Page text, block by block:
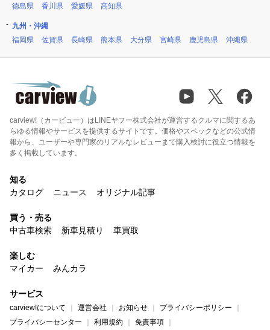
徳島県
香川県 愛媛県 高知県
九州・沖縄
福岡県
佐賀県 長崎県 熊本県 大分県 宮崎県 鹿児島県 沖縄県
carview!（カービュー）はLINEヤフー株式会社が運営するクルマに関するあ
らゆる情報やサービスを提供するサイトです。価格やスペックなどの公式情
報から、ユーザーや専門家のリアルなレビューまで購入検討に役立つ情報を
多く掲載しています。
知る
カタログ
ニュース オリジナル記事
買う・売る
中古車検索
新車見積り 車買取
楽しむ
マイカー
みんカラ
サービス
carview!について 運営会社 お知らせ
プライバシーポリシー
プライバシーセンター
利用規約 免責事項